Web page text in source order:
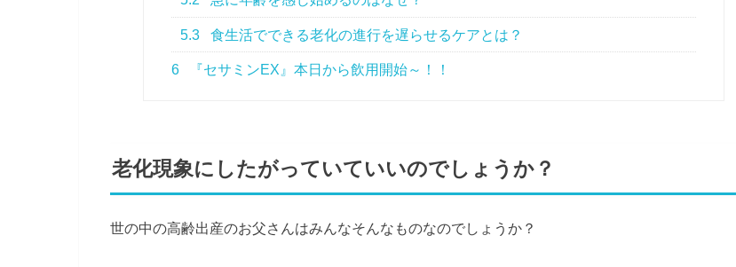
5.3 食生活でできる老化の進行を遅らせるケアとは？
6 『セサミンEX』本日から飲用開始～！！
老化現象にしたがっていていいのでしょうか？
世の中の高齢出産のお父さんはみんなそんなものなのでしょうか？